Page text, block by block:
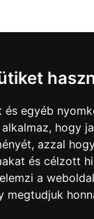
és egyéb
hogy
azzal
és célzott
a
megtudjuk
lendületben
feltételek